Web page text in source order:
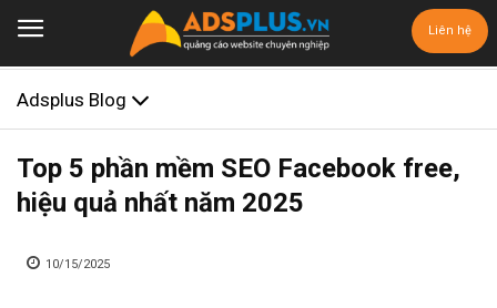
Liên hệ
Adsplus Blog
Top 5 phần mềm SEO Facebook free,
hiệu quả nhất năm 2025
10/15/2025